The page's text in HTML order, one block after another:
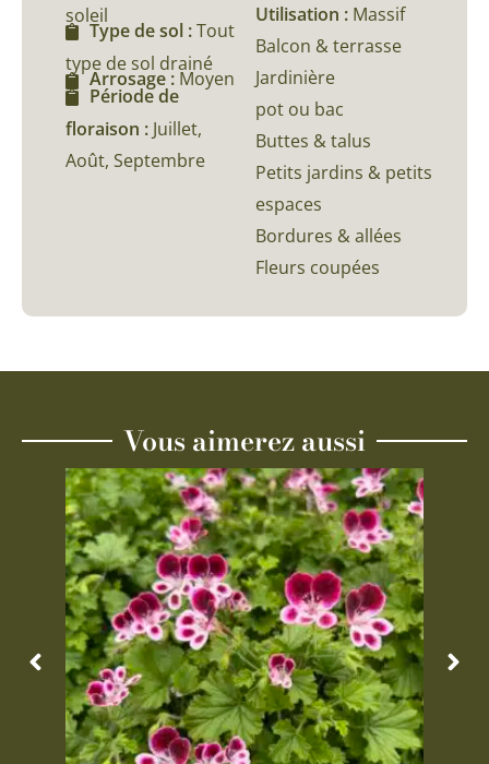
soleil
Type de sol :Tout
type de sol drainé
Arrosage : Moyen
Période de
floraison : Juillet,
Août, Septembre
Utilisation : Massif
Balcon & terrasse
Jardinière
pot ou bac
Buttes & talus
Petits jardins & petits
espaces
Bordures & allées
Fleurs coupées
Vous aimerez aussi